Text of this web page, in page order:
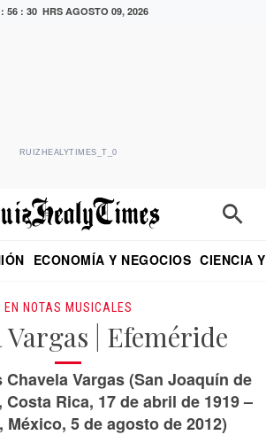
56 : 31 HRSAGOSTO 09, 2026
RUIZHEALYTIMES_T_0
ECONOMÍA Y NEGOCIOS CIENCIA
EN NOTAS MUSICALES
Vargas | Efeméride
Chavela Vargas (San Joaquín de
Rica, 17 de abril de 1919 –
México, 5 de agosto de 2012)